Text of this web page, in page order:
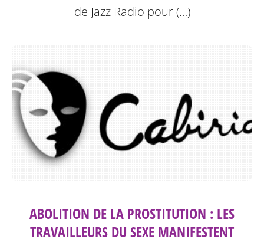
de Jazz Radio pour (…)
ABOLITION DE LA PROSTITUTION : LES
TRAVAILLEURS DU SEXE MANIFESTENT